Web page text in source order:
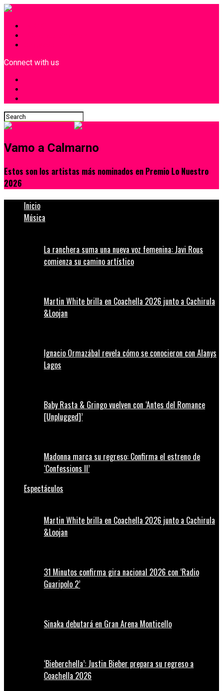
Connect with us
Vamo a Calmarno
Estos son los artistas más nominados en Premio Lo Nuestro
2026
Inicio
Música
La ranchera suma una nueva voz femenina: Javi Rous
comienza su camino artístico
Martin White brilla en Coachella 2026 junto a Cachirula
&Loojan
Ignacio Ormazábal revela cómo se conocieron con Alanys
Lagos
Baby Rasta & Gringo vuelven con ‘Antes del Romance
[Unplugged]’
Madonna marca su regreso: Confirma el estreno de
‘Confessions II’
Espectáculos
Martin White brilla en Coachella 2026 junto a Cachirula
&Loojan
31 Minutos confirma gira nacional 2026 con ‘Radio
Guaripolo 2’
Sinaka debutará en Gran Arena Monticello
‘Bieberchella’: Justin Bieber prepara su regreso a
Coachella 2026